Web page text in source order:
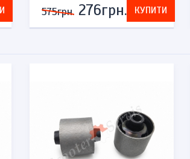
575грн. 276грн. КУПИТИ